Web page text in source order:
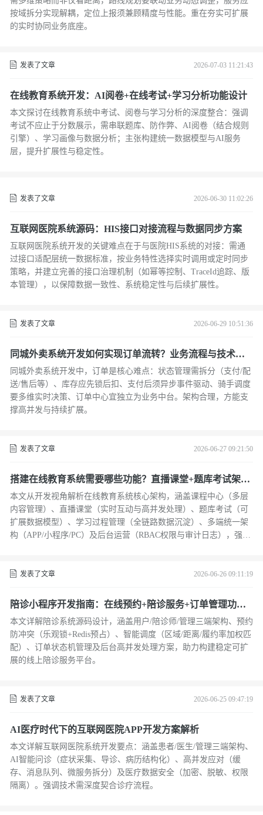
按域拆分实现解耦，定位上报须兼顾精度与性能。重在夯实可扩展
的实时协同业务底座。
发表了文章 2026-07-03 11:21:43
在线教育系统开发：AI阅卷+在线考试+学习分析功能设计
本文探讨在线教育系统中考试、阅卷与学习分析的深度整合：强调
考试不应止于分数展示，需串联题库、防作弊、AI阅卷（结合规则
引擎）、学习画像与数据分析；主张构建统一数据模型与AI服务
层，提升扩展性与稳定性。
发表了文章 2026-06-30 11:02:26
互联网医院系统源码：HIS接口对接流程与数据同步方案
互联网医院系统开发的关键难点在于与医院HIS系统的对接：需通
过接口适配层统一数据标准，按业务特性选择实时调用或定时同步
策略，并建立完善的接口治理机制（如幂等控制、TraceId追踪、版
本管理），以保障数据一致性、系统稳定性与后续扩展性。
发表了文章 2026-06-29 10:51:36
同城外卖系统开发如何实现订单流转？业务流程与技术解
析
同城外卖系统开发中，订单是核心难点：状态管理需拆分（支付/配
送/售后等）、库存应先锁后扣、支付后须异步事件驱动、骑手调度
要多维实时决策、订单中心宜独立为业务中台。架构合理，方能支
撑高并发与持续扩展。
发表了文章 2026-06-27 09:21:50
搭建在线教育系统需要哪些功能？直播课堂+题库考试架构
详解
本文从开发视角解析在线教育系统核心架构，涵盖课程中心（多层
内容管理）、直播课堂（实时互动与高并发处理）、题库考试（可
扩展数据模型）、学习过程管理（全链路数据沉淀）、多端统一架
构（APP/小程序/PC）及后台运营（RBAC权限与审计日志），强调
发表了文章 2026-06-26 09:11:19
陪诊小程序开发指南：在线预约+陪诊服务+订单管理功能
详解
本文详解陪诊系统源码设计，涵盖用户/陪诊师/管理三端架构、预约
防冲突（乐观锁+Redis预占）、智能调度（区域/距离/履约率加权匹
配）、订单状态机管理及后台高并发处理方案，助力构建稳定可扩
展的线上陪诊服务平台。
发表了文章 2026-06-25 09:47:19
AI医疗时代下的互联网医院APP开发方案解析
本文详解互联网医院系统开发要点：涵盖患者/医生/管理三端架构、
AI智能问诊（症状采集、导诊、病历结构化）、高并发应对（缓
存、消息队列、微服务拆分）及医疗数据安全（加密、脱敏、权限
隔离）。强调技术需深度契合诊疗流程。